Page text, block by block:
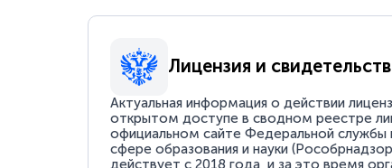
Лицензия и
Актуальная информация о действии
открытом доступе в сводном реестре
официальном сайте Федеральной службы
сфере образования и науки
действует с 2018 года, и за это время